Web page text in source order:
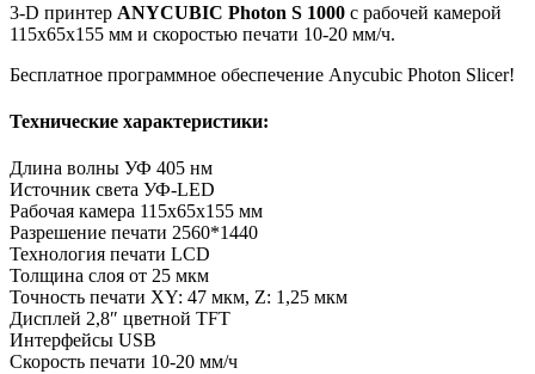
3-D принтер ANYCUBIC Photon S 1000 с рабочей камерой
115х65х155 мм и скоростью печати 10-20 мм/ч.
Бесплатное программное обеспечение Anycubic Photon Slicer!
Технические характеристики:
Длина волны УФ 405 нм
Источник света УФ-LED
Рабочая камера 115х65х155 мм
Разрешение печати 2560*1440
Технология печати LCD
Толщина слоя от 25 мкм
Точность печати XY: 47 мкм, Z: 1,25 мкм
Дисплей 2,8″ цветной TFT
Интерфейсы USB
Скорость печати 10-20 мм/ч